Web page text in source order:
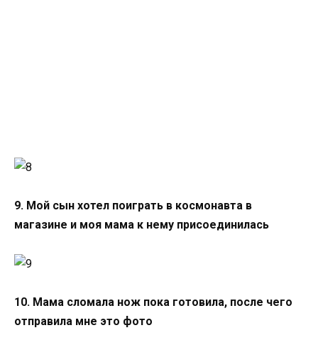
9. Мой сын хотел поиграть в космонавта в
магазине и моя мама к нему присоединилась
10. Мама сломала нож пока готовила, после чего
отправила мне это фото